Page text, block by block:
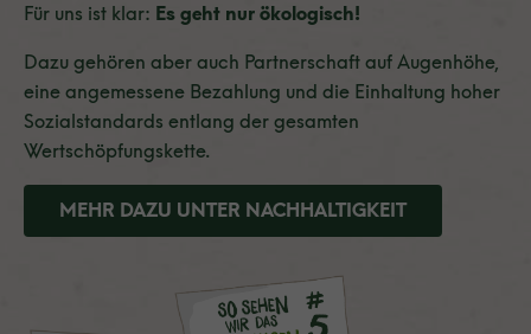
Für uns ist klar: Es geht nur ökologisch!
Dazu gehören aber auch Partnerschaft auf Augenhöhe,
eine angemessene Bezahlung und die Einhaltung hoher
Sozialstandards entlang der gesamten
Wertschöpfungskette.
MEHR DAZU UNTER NACHHALTIGKEIT